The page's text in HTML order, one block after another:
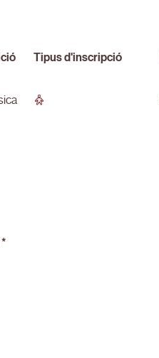
Tipus d'inscripció